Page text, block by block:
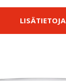
LISÄTIETOJA